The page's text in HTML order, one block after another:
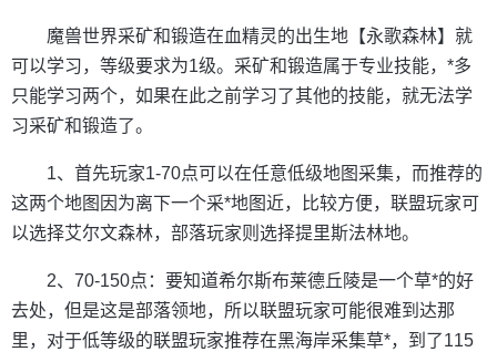
魔兽世界采矿和锻造在血精灵的出生地【永歌森林】就
可以学习，等级要求为1级。采矿和锻造属于专业技能，*多
只能学习两个，如果在此之前学习了其他的技能，就无法学
习采矿和锻造了。
1、首先玩家1-70点可以在任意低级地图采集，而推荐的
这两个地图因为离下一个采*地图近，比较方便，联盟玩家可
以选择艾尔文森林，部落玩家则选择提里斯法林地。
2、70-150点：要知道希尔斯布莱德丘陵是一个草*的好
去处，但是这是部落领地，所以联盟玩家可能很难到达那
里，对于低等级的联盟玩家推荐在黑海岸采集草*，到了115